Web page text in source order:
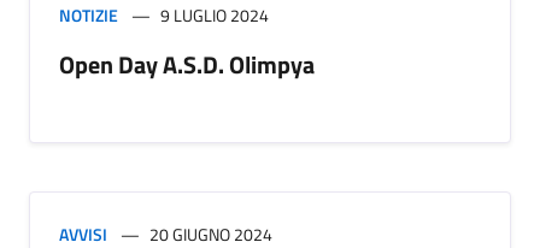
NOTIZIE 9 LUGLIO 2024
Open Day A.S.D. Olimpya
AVVISI 20 GIUGNO 2024